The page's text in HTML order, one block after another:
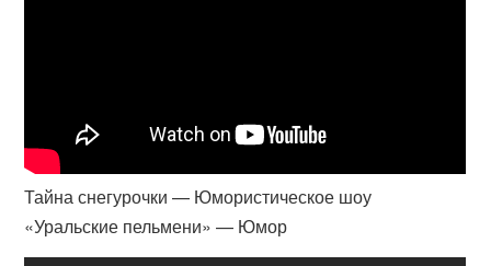
Тайна снегурочки — Юмористическое шоу
«Уральские пельмени» — Юмор